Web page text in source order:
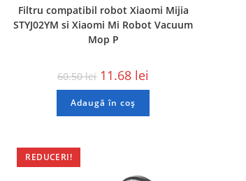
Filtru compatibil robot Xiaomi Mijia
STYJ02YM si Xiaomi Mi Robot Vacuum
Mop P
60.50lei 11.68 lei
Adaugă în coș
REDUCERI!